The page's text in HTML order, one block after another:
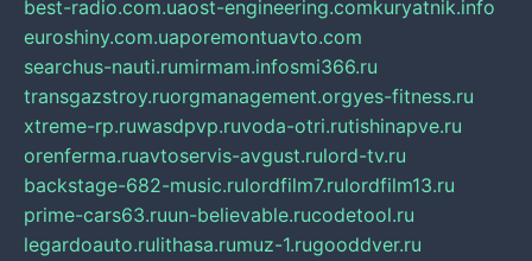
best-radio.com.uaost-engineering.comkuryatnik.info
euroshiny.com.uaporemontuavto.com
searchus-nauti.rumirmam.infosmi366.ru
transgazstroy.ruorgmanagement.orgyes-fitness.ru
xtreme-rp.ruwasdpvp.ruvoda-otri.rutishinapve.ru
orenferma.ruavtoservis-avgust.rulord-tv.ru
backstage-682-music.rulordfilm7.rulordfilm13.ru
prime-cars63.ruun-believable.rucodetool.ru
legardoauto.rulithasa.rumuz-1.rugooddver.ru